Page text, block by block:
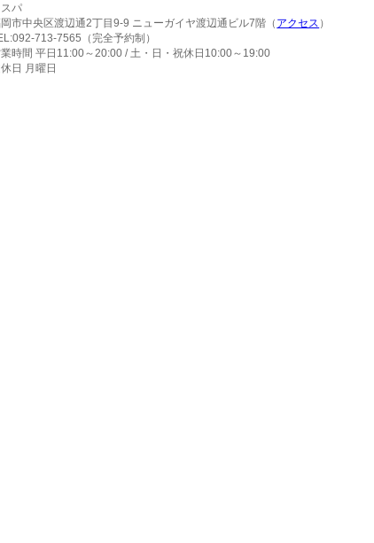
スパ
市中央区渡辺通2丁目9-9 ニューガイヤ渡辺通ビル7階（ アクセス ）
713-7565（完全予約制）
時間 平日11:00～20:00 / 土・日・祝休日10:00～19:00
日 月曜日